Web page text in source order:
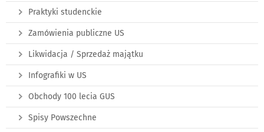
Praktyki studenckie
Zamówienia publiczne US
Likwidacja / Sprzedaż majątku
Infografiki w US
Obchody 100 lecia GUS
Spisy Powszechne